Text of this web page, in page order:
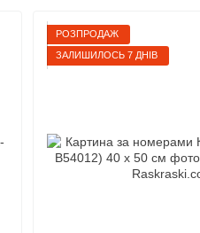
РОЗПРОДАЖ
ЗАЛИШИЛОСЬ 7 ДНІВ